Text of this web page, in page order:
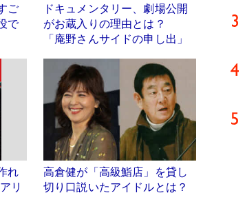
ご
で
ドキュメンタリー、劇場公開
がお蔵入りの理由とは？
「庵野さんサイドの申し出」
れ
リ
高倉健が「高級鮨店」を貸し
切り口説いたアイドルとは？